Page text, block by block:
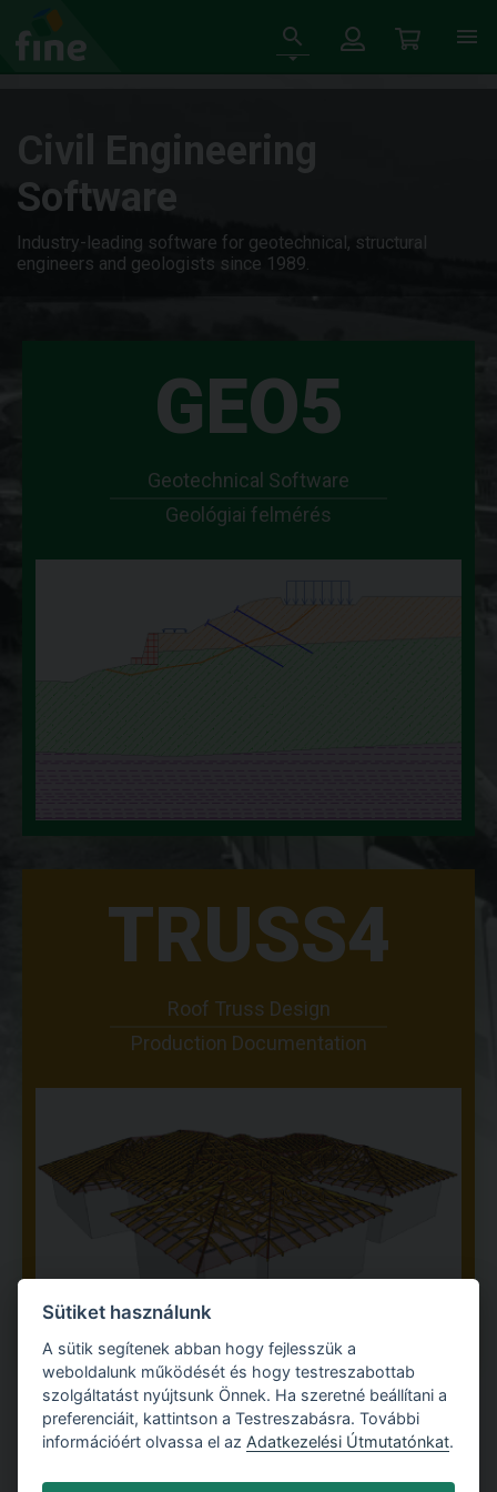
Civil Engineering
Software
Industry-leading software for geotechnical, structural
engineers and geologists since 1989.
GEO5
Geotechnical Software
Geológiai felmérés
TRUSS4
Roof Truss Design
Production Documentation
Sütiket használunk
A sütik segítenek abban hogy fejlesszük a
weboldalunk működését és hogy testreszabottab
szolgáltatást nyújtsunk Önnek. Ha szeretné beállítani a
preferenciáit, kattintson a Testreszabásra. További
információért olvassa el az Adatkezelési Útmutatónkat.